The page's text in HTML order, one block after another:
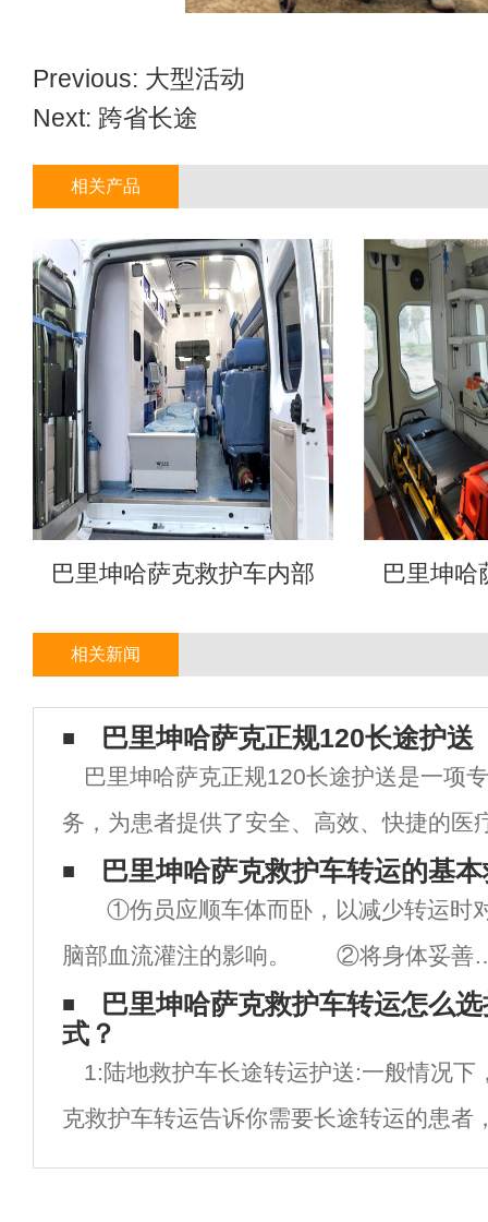
Previous: 大型活动
Next: 跨省长途
相关产品
巴里坤哈萨克救护车内部 巴里坤哈
相关新闻
巴里坤哈萨克正规120长途护送
巴里坤哈萨克正规120长途护送是一项
务，为患者提供了安全、高效、快捷的医
服务由巴里坤哈萨克市急救中心负责，是
务的佼佼者。 巴里坤哈萨克正规120长途
涵盖全国各地，为需要长
巴里坤哈萨克救护车转运的基
①伤员应顺车体而卧，以减少转运时
脑部血流灌注的影响。 ②将身体妥善
定于平车上，避免剧烈振荡而加重出血和
损伤。 ③上、下坡时要保持伤员的头
巴里坤哈萨克救护车转运怎么
式？
1:陆地救护车长途转运护送:一般情况下
克救护车转运告诉你需要长途转运的患者
诊、长途回家、短途护送等，都是用救护